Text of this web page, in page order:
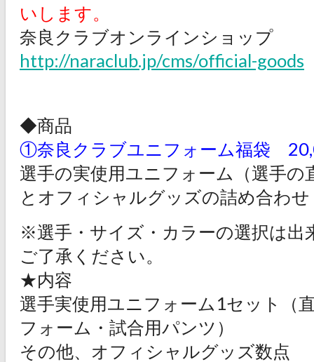
いします。
奈良クラブオンラインショップ
http://naraclub.jp/cms/official-goods
◆商品
①奈良クラブユニフォーム福袋
選手の実使用ユニフォーム（選手の
とオフィシャルグッズの詰め合わせ
※選手・サイズ・カラーの選択は出
ご了承ください。
★内容
選手実使用ユニフォーム1セット（
フォーム・試合用パンツ）
その他、オフィシャルグッズ数点